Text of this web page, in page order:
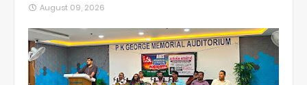
August 09, 2026